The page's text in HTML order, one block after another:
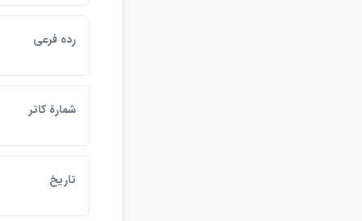
رده فرعي
شمارة كاتر
تاريخ